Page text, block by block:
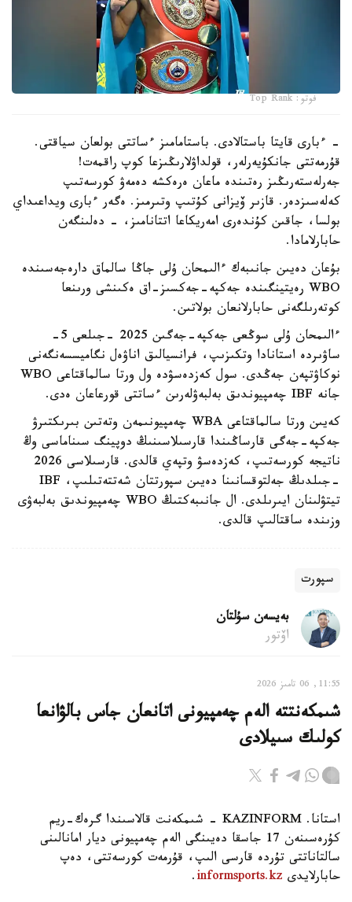
فوتو: Top Rank
- ءبارى قايتا باستالادى. باستامامىز ءساتتى بولعان سياقتى.
قۇرمەتتى جانكۇيەرلەر، قولداۋلارىڭىزعا كوپ راقمەت!
جەرلەستەرىڭىز رەتىندە ماعان ەرەكشە دەمەۋ كورسەتىپ
كەلەسىزدەر. قازىر ۆيزانى كۇتىپ وتىرمىز. ەگەر ءبارى ويداعىداي
بولسا، جاقىن كۇندەرى امەريكاعا اتتانامىز، - دەلىنگەن
حابارلامادا.
بۇعان دەيىن جانىبەك ءالىمحان ۇلى جاڭا سالماق دارەجەسىندە
WBO رەيتينگىندە جەكپە-جەكسىز-اق ەكىنشى ورىنعا
كوتەرىلگەنى حابارلانعان بولاتىن.
ءالىمحان ۇلى سوڭعى جەكپە-جەگىن 2025 -جىلعى 5-
ساۋىردە استانادا وتكىزىپ، فرانسيالىق اناۋەل نگاميسسەنگەنى
نوكاۋتپەن جەڭدى. سول كەزدەسۋدە ول ورتا سالماقتاعى WBO
جانە IBF چەمپيوندىق بەلبەۋلەرىن ءساتتى قورعاعان ەدى.
كەيىن ورتا سالماقتاعى WBA چەمپيونىمەن وتەتىن بىرىكتىرۋ
جەكپە-جەگى قارساڭىندا قارسىلاسىنىڭ دوپينگ سىناماسى وڭ
ناتيجە كورسەتىپ، كەزدەسۋ وتپەي قالدى. قارسىلاسى 2026
-جىلدىڭ جەلتوقسانىنا دەيىن سپورتتان شەتتەتىلىپ، IBF
تيتۋلىنان ايىرىلدى. ال جانىبەكتىڭ WBO چەمپيوندىق بەلبەۋى
وزىندە ساقتالىپ قالدى.
سپورت
بەيسەن سۇلتان
اۆتور
11:55, 06 تامىز 2026
شىمكەنتتە الەم چەمپيونى اتانعان جاس بالۋانعا
كولىك سىيلادى
استانا. KAZINFORM - شىمكەنت قالاسىندا گرەك-ريم
كۇرەسىنەن 17 جاسقا دەيىنگى الەم چەمپيونى ديار امانالىنى
سالتاناتتى تۇردە قارسى الىپ، قۇرمەت كورسەتتى، دەپ
حابارلايدى informsports.kz
.